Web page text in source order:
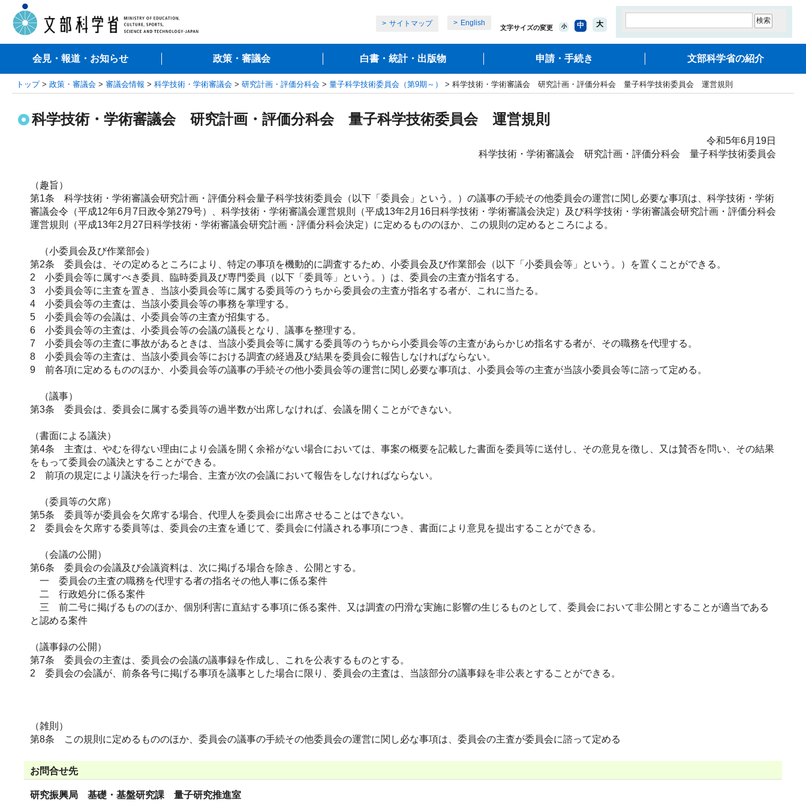
サイトマップ English
文字サイズの変更 小 中 大
会見・報道・お知らせ 政策・審議会 白書・統計・出版物 申請・手続き 文部科学省の紹介
トップ> 政策・審議会 > 審議会情報 > 科学技術・学術審議会 > 研究計画・評価分科会 > 量子科学技術委員会（第9期～） > 科学技術・学術審議会 研究計画・評価分科会 量子科学技術委員会 運営規則
科学技術・学術審議会 研究計画・評価分科会 量子科学技術委員会 運営規則
令和5年6月19日
科学技術・学術審議会 研究計画・評価分科会 量子科学技術委員会
（趣旨）
第1条 科学技術・学術審議会研究計画・評価分科会量子科学技術委員会（以下「委員会」という。）の議事の手続その他委員会の運営に関し必要な事項は、科学技術・学術
審議会令（平成12年6月7日政令第279号）、科学技術・学術審議会運営規則（平成13年2月16日科学技術・学術審議会決定）及び科学技術・学術審議会研究計画・評価分科会
運営規則（平成13年2月27日科学技術・学術審議会研究計画・評価分科会決定）に定めるもののほか、この規則の定めるところによる。
（小委員会及び作業部会）
第2条 委員会は、その定めるところにより、特定の事項を機動的に調査するため、小委員会及び作業部会（以下「小委員会等」という。）を置くことができる。
2 小委員会等に属すべき委員、臨時委員及び専門委員（以下「委員等」という。）は、委員会の主査が指名する。
3 小委員会等に主査を置き、当該小委員会等に属する委員等のうちから委員会の主査が指名する者が、これに当たる。
4 小委員会等の主査は、当該小委員会等の事務を掌理する。
5 小委員会等の会議は、小委員会等の主査が招集する。
6 小委員会等の主査は、小委員会等の会議の議長となり、議事を整理する。
7 小委員会等の主査に事故があるときは、当該小委員会等に属する委員等のうちから小委員会等の主査があらかじめ指名する者が、その職務を代理する。
8 小委員会等の主査は、当該小委員会等における調査の経過及び結果を委員会に報告しなければならない。
9 前各項に定めるもののほか、小委員会等の議事の手続その他小委員会等の運営に関し必要な事項は、小委員会等の主査が当該小委員会等に諮って定める。
（議事）
第3条 委員会は、委員会に属する委員等の過半数が出席しなければ、会議を開くことができない。
（書面による議決）
第4条 主査は、やむを得ない理由により会議を開く余裕がない場合においては、事案の概要を記載した書面を委員等に送付し、その意見を徴し、又は賛否を問い、その結果
をもって委員会の議決とすることができる。
2 前項の規定により議決を行った場合、主査が次の会議において報告をしなければならない。
（委員等の欠席）
第5条 委員等が委員会を欠席する場合、代理人を委員会に出席させることはできない。
2 委員会を欠席する委員等は、委員会の主査を通じて、委員会に付議される事項につき、書面により意見を提出することができる。
（会議の公開）
第6条 委員会の会議及び会議資料は、次に掲げる場合を除き、公開とする。
一 委員会の主査の職務を代理する者の指名その他人事に係る案件
二 行政処分に係る案件
三 前二号に掲げるもののほか、個別利害に直結する事項に係る案件、又は調査の円滑な実施に影響の生じるものとして、委員会において非公開とすることが適当である
と認める案件
（議事録の公開）
第7条 委員会の主査は、委員会の会議の議事録を作成し、これを公表するものとする。
2 委員会の会議が、前条各号に掲げる事項を議事とした場合に限り、委員会の主査は、当該部分の議事録を非公表とすることができる。
（雑則）
第8条 この規則に定めるもののほか、委員会の議事の手続その他委員会の運営に関し必な事項は、委員会の主査が委員会に諮って定める
お問合せ先
研究振興局 基礎・基盤研究課 量子研究推進室